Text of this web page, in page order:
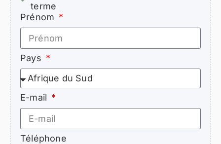
terme
Prénom
Pays
E-mail
Téléphone